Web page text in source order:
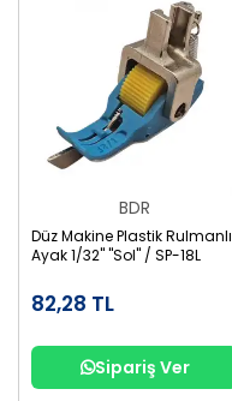
BDR
Düz Makine Plastik Rulmanlı
Ayak 1/32" "Sol" / SP-18L
82,28 TL
Sipariş Ver